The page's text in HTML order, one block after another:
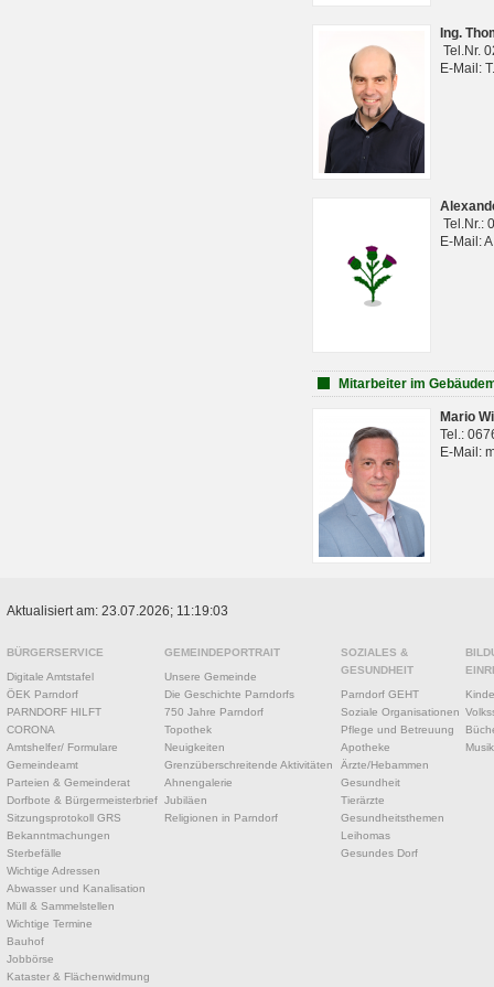
Ing.
Tel.Nr.
E-Mail:
Tel.Nr.:
E-Mail:
Mitarbeiter im
Mario
Tel.:
E-Mail:
Aktualisiert am: 23.07.2026; 11:19:03
BÜRGERSERVICE
Digitale Amtstafel
ÖEK Parndorf
PARNDORF HILFT
CORONA
Amtshelfer/ Formulare
Gemeindeamt
Parteien & Gemeinderat
Dorfbote & Bürgermeisterbrief
Sitzungsprotokoll GRS
Bekanntmachungen
Sterbefälle
Wichtige Adressen
Abwasser und Kanalisation
Müll & Sammelstellen
Wichtige Termine
Bauhof
Jobbörse
Kataster & Flächenwidmung
GEMEINDEPORTRAIT
Unsere Gemeinde
Die Geschichte Parndorfs
750 Jahre Parndorf
Topothek
Neuigkeiten
Grenzüberschreitende Aktivitäten
Ahnengalerie
Jubiläen
Religionen in Parndorf
SOZIALES &
GESUNDHEIT
Parndorf GEHT
Soziale Organisationen
Pflege und Betreuung
Apotheke
Ärzte/Hebammen
Gesundheit
Tierärzte
Gesundheitsthemen
Leihomas
Gesundes Dorf